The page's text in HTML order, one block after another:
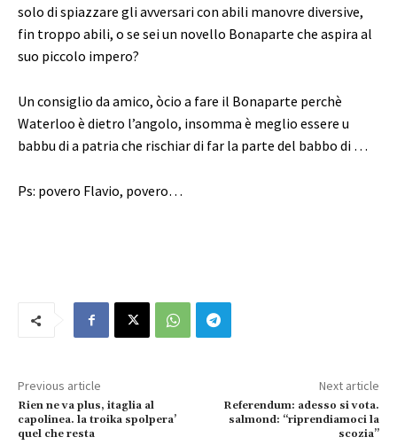
solo di spiazzare gli avversari con abili manovre diversive,
fin troppo abili, o se sei un novello Bonaparte che aspira al
suo piccolo impero?
Un consiglio da amico, òcio a fare il Bonaparte perchè
Waterloo è dietro l’angolo, insomma è meglio essere u
babbu di a patria che rischiar di far la parte del babbo di …
Ps: povero Flavio, povero…
Previous article
Rien ne va plus, itaglia al
capolinea. la troika spolpera’
quel che resta
Next article
Referendum: adesso si vota.
salmond: “riprendiamoci la
scozia”